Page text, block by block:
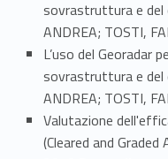
sovrastruttura e del
ANDREA; TOSTI,
L’uso del Georadar
sovrastruttura e del
ANDREA; TOSTI,
Valutazione
(Cleared and